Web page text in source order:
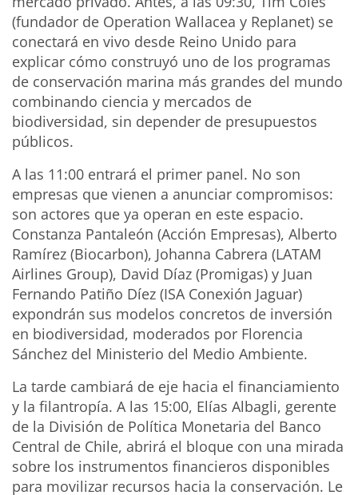
(fundador de Operation Wallacea y Replanet) se
conectará en vivo desde Reino Unido para
explicar cómo construyó uno de los programas
de conservación marina más grandes del mundo
combinando ciencia y mercados de
biodiversidad, sin depender de presupuestos
públicos.
A las 11:00 entrará el primer panel. No son
empresas que vienen a anunciar compromisos:
son actores que ya operan en este espacio.
Constanza Pantaleón (Acción Empresas), Alberto
Ramírez (Biocarbon), Johanna Cabrera (LATAM
Airlines Group), David Díaz (Promigas) y Juan
Fernando Patiño Díez (ISA Conexión Jaguar)
expondrán sus modelos concretos de inversión
en biodiversidad, moderados por Florencia
Sánchez del Ministerio del Medio Ambiente.
La tarde cambiará de eje hacia el financiamiento
y la filantropía. A las 15:00, Elías Albagli, gerente
de la División de Política Monetaria del Banco
Central de Chile, abrirá el bloque con una mirada
sobre los instrumentos financieros disponibles
para movilizar recursos hacia la conservación. Le